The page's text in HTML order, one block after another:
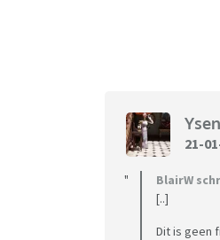
21-
BlairW
[..]
Dit is geen